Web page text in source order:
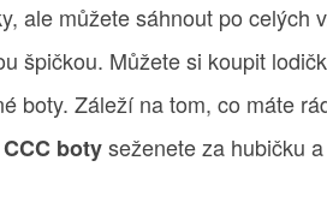
ale můžete sáhnout po celých
špičkou. Můžete si koupit
boty. Záleží na tom, co máte
CCC botyseženete za hubičku